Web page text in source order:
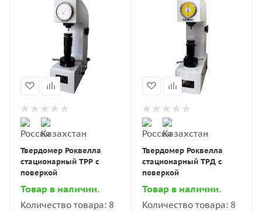
Твердомер Роквелла
стационарный ТРР с
поверкой
Товар в наличии.
Количество товара: 8
Твердомер Роквелла
стационарный ТРД с
поверкой
Товар в наличии.
Количество товара: 8